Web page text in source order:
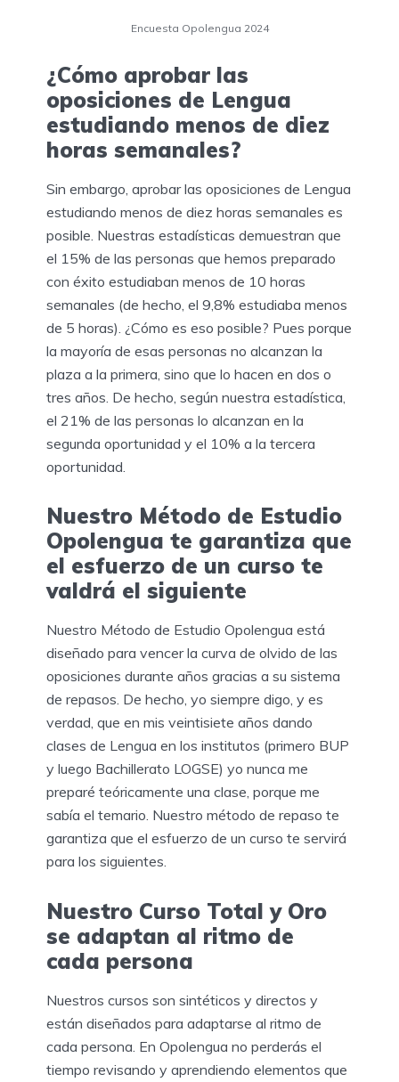
Encuesta Opolengua 2024
¿Cómo aprobar las
oposiciones de Lengua
estudiando menos de diez
horas semanales?
Sin embargo, aprobar las oposiciones de Lengua
estudiando menos de diez horas semanales es
posible. Nuestras estadísticas demuestran que
el 15% de las personas que hemos preparado
con éxito estudiaban menos de 10 horas
semanales (de hecho, el 9,8% estudiaba menos
de 5 horas). ¿Cómo es eso posible? Pues porque
la mayoría de esas personas no alcanzan la
plaza a la primera, sino que lo hacen en dos o
tres años. De hecho, según nuestra estadística,
el 21% de las personas lo alcanzan en la
segunda oportunidad y el 10% a la tercera
oportunidad.
Nuestro Método de Estudio
Opolengua te garantiza que
el esfuerzo de un curso te
valdrá el siguiente
Nuestro Método de Estudio Opolengua está
diseñado para vencer la curva de olvido de las
oposiciones durante años gracias a su sistema
de repasos. De hecho, yo siempre digo, y es
verdad, que en mis veintisiete años dando
clases de Lengua en los institutos (primero BUP
y luego Bachillerato LOGSE) yo nunca me
preparé teóricamente una clase, porque me
sabía el temario. Nuestro método de repaso te
garantiza que el esfuerzo de un curso te servirá
para los siguientes.
Nuestro Curso Total y Oro
se adaptan al ritmo de
cada persona
Nuestros cursos son sintéticos y directos y
están diseñados para adaptarse al ritmo de
cada persona. En Opolengua no perderás el
tiempo revisando y aprendiendo elementos que